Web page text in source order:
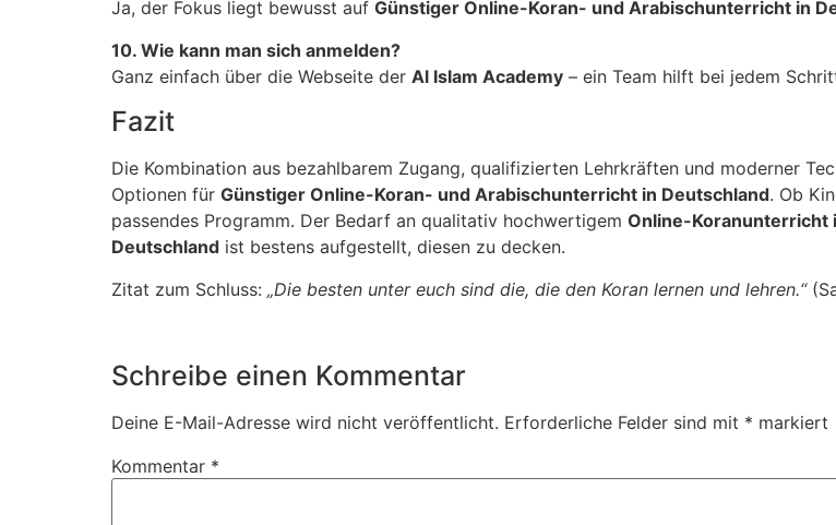
Ja, der Fokus liegt bewusst auf Günstiger Online-Koran- und Arabischunterricht in
10. Wie kann man sich anmelden?
Ganz einfach über die Webseite der Al Islam Academy – ein Team hilft bei jedem
Fazit
Die Kombination aus bezahlbarem Zugang, qualifizierten Lehrkräften und moderner
Optionen für Günstiger Online-Koran- und Arabischunterricht in Deutschland. Ob
passendes Programm. Der Bedarf an qualitativ hochwertigem Online-Koranunterricht
Deutschland ist bestens aufgestellt, diesen zu decken.
Zitat zum Schluss: „Die besten unter euch sind die, die den Koran lernen und lehren.“
Schreibe einen Kommentar
Deine E-Mail-Adresse wird nicht veröffentlicht. Erforderliche Felder sind mit * markiert
Kommentar *